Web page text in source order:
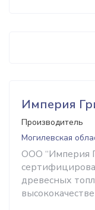
Империя
Производитель
Могилевская
ООО “Империя
древесных